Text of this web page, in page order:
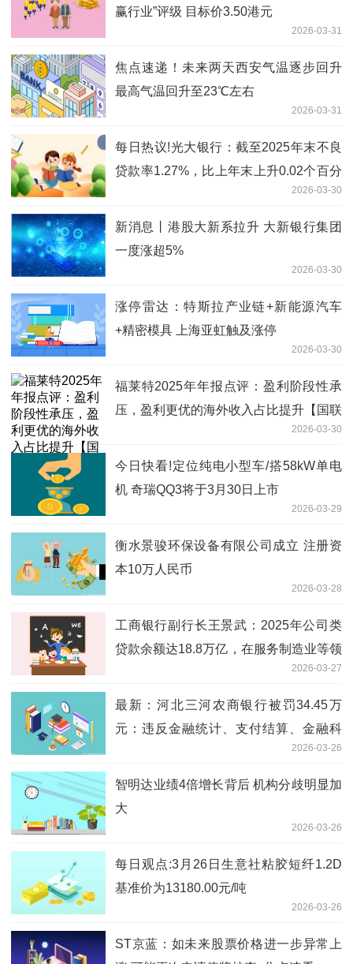
赢行业”评级 目标价3.50港元
2026-03-31
焦点速递！未来两天西安气温逐步回升
最高气温回升至23℃左右
2026-03-31
每日热议!光大银行：截至2025年末不良
贷款率1.27%，比上年末上升0.02个百分
2026-03-30
新消息丨港股大新系拉升 大新银行集团
一度涨超5%
2026-03-30
涨停雷达：特斯拉产业链+新能源汽车
+精密模具 上海亚虹触及涨停
2026-03-30
福莱特2025年年报点评：盈利阶段性承
压，盈利更优的海外收入占比提升【国联
2026-03-30
今日快看!定位纯电小型车/搭58kW单电
机 奇瑞QQ3将于3月30日上市
2026-03-29
衡水景骏环保设备有限公司成立 注册资
本10万人民币
2026-03-28
工商银行副行长王景武：2025年公司类
贷款余额达18.8万亿，在服务制造业等领
2026-03-27
最新：河北三河农商银行被罚34.45万
元：违反金融统计、支付结算、金融科
2026-03-26
智明达业绩4倍增长背后 机构分歧明显加
大
2026-03-26
每日观点:3月26日生意社粘胶短纤1.2D
基准价为13180.00元/吨
2026-03-26
ST京蓝：如未来股票价格进一步异常上